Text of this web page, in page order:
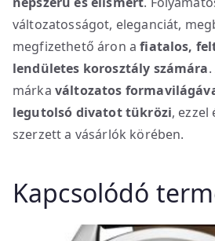
változatosságot, eleganciát,
megfizethető áron afiatalos,
lendületes korosztály számára
márka változatos
legutolsó divatot tükrözi, ezzel
szerzett a vásárlók körében.
Kapcsolódó